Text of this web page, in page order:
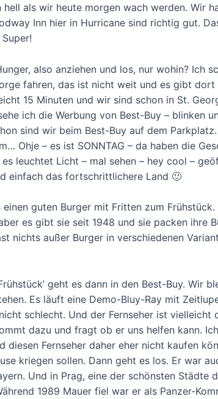
hell als wir heute morgen wach werden. Wir
Inn hier in Hurricane sind richtig gut.
also anziehen und los, nur wohin? Ich
fahren, das ist nicht weit und es gibt dort
15 Minuten und wir sind schon in St.
ich die Werbung von Best-Buy – blinken
sind wir beim Best-Buy auf dem
Ohje – es ist SONNTAG – da haben die
leuchtet Licht – mal sehen – hey cool –
einfach das fortschrittlichere Land 🙂
guten Burger mit Fritten zum
es gibt sie seit 1948 und sie packen ihre
nichts außer Burger in verschiedenen
geht es dann in den Best-Buy. Wir
Es läuft eine Demo-Bluy-Ray mit
schlecht. Und der Fernseher ist
dazu und fragt ob er uns helfen kann.
diesen Fernseher daher eher nicht kaufen
kriegen sollen. Dann geht es los. Er war
Und in Prag, eine der schönsten Städte
1989 Mauer fiel war er als Panzer-